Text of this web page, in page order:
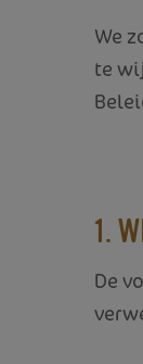
We
te
1.
De